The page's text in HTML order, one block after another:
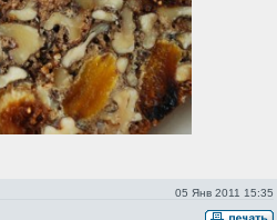
05 Янв 2011 15:35